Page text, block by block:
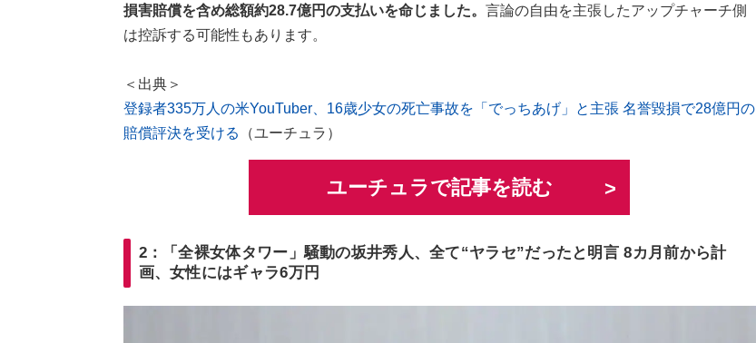
損害賠償を含め総額約28.7億円の支払いを命じました。 言論の自由を主張したアップチャーチ側
は控訴する可能性もあります。
＜出典＞
登録者335万人の米YouTuber、16歳少女の死亡事故を「でっちあげ」と主張 名誉毀損で28億円の
賠償評決を受ける （ユーチュラ）
ユーチュラで記事を読む
2：「全裸女体タワー」騒動の坂井秀人、全て“ヤラセ”だったと明言 8カ月前から計
画、女性にはギャラ6万円